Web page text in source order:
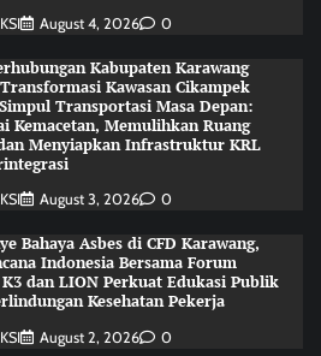
August 4, 2026 0
Kabupaten Karawang
Kawasan Cikampek
Transportasi Masa Depan:
Kemacetan, Memulihkan Ruang
Menyiapkan Infrastruktur KRL
August 3, 2026 0
Bahaya Asbes di CFD Karawang,
Indonesia Bersama Forum
K3 dan LION Perkuat Edukasi Publik
Kesehatan Pekerja
August 2, 2026 0